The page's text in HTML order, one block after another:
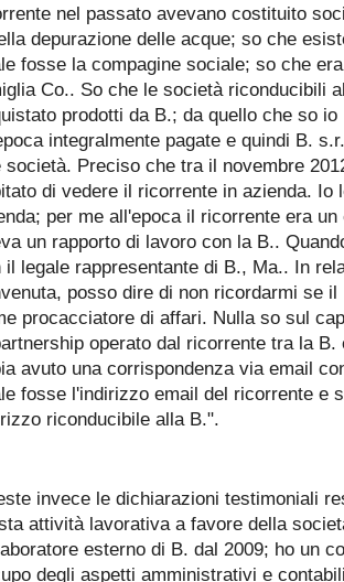
nel passato avevano costituito
depurazione delle acque; so che
fosse la compagine sociale; so che
Co.. So che le società riconducibili
prodotti da B.; da quello che so
integralmente pagate e quindi B.
società. Preciso che tra il novembre
di vedere il ricorrente in azienda. Io
per me all'epoca il ricorrente era
un rapporto di lavoro con la B..
il legale rappresentante di B., Ma.. In
posso dire di non ricordarmi se
procacciatore di affari. Nulla so sul
operato dal ricorrente tra la
avuto una corrispondenza via email
fosse l'indirizzo email del ricorrente e
riconducibile alla B.".
invece le dichiarazioni testimoniali
attività lavorativa a favore della
esterno di B. dal 2009; ho un
degli aspetti amministrativi e